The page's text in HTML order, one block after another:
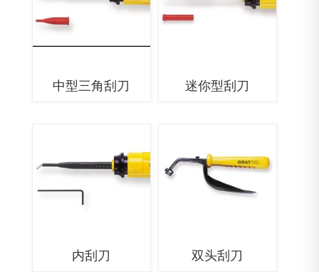
中型三角刮刀 迷你型刮刀
内刮刀 双头刮刀